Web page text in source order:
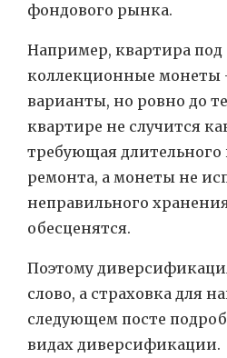
фондового рынка.
Например, квартира под
коллекционные монеты
варианты, но ровно до
квартире не случится
требующая длительного
ремонта, а монеты не
неправильного
обесценятся.
Поэтому
слово, а страховка для
следующем посте
видах диверсификации.